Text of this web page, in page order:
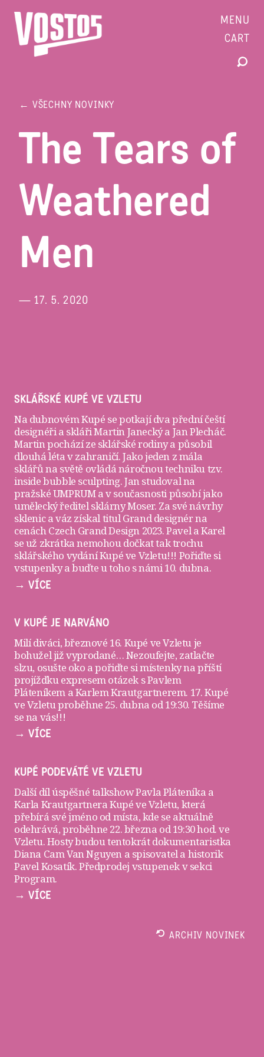
MENU
CART
← VŠECHNY NOVINKY
The Tears of
Weathered
Men
— 17. 5. 2020
SKLÁŘSKÉ KUPÉ VE VZLETU
Na dubnovém Kupé se potkají dva přední čeští
designéři a sklářiMartin Janeckýa Jan Plecháč.
Martin pochází ze sklářské rodiny a působil
dlouhá léta v zahraničí. Jako jeden z mála
sklářů na světě ovládá náročnou techniku tzv.
inside bubble sculpting. Jan studoval na
pražské UMPRUM a v současnosti působí jako
umělecký ředitel sklárny Moser. Za své návrhy
sklenic a váz získal titul Grand designér na
cenách Czech Grand Design 2023. Pavel a Karel
se už zkrátka nemohou dočkat tak trochu
sklářského vydání Kupé ve Vzletu!!! Pořiďte si
vstupenkya buďte u toho s námi 10. dubna.
→ VÍCE
V KUPÉ JE NARVÁNO
Milí diváci, březnové 16. Kupé ve Vzletu je
bohužel již vyprodané… Nezoufejte, zatlačte
slzu, osušte oko a pořiďte simístenkyna příští
projížďku expresem otázek s Pavlem
Pláteníkem a Karlem Krautgartnerem. 17. Kupé
ve Vzletu proběhne 25. dubna od 19:30. Těšíme
se na vás!!!
→ VÍCE
KUPÉ PODEVÁTÉ VE VZLETU
Další díl úspěšné talkshow Pavla Pláteníka a
Karla KrautgartneraKupé ve Vzletu, která
přebírá své jméno od místa, kde se aktuálně
odehrává, proběhne 22. března od 19:30 hod. ve
Vzletu. Hosty budou tentokrát dokumentaristka
Diana Cam Van Nguyen a spisovatel a historik
Pavel Kosatík. Předprodej vstupenek v sekci
Program.
→ VÍCE
ARCHIV NOVINEK